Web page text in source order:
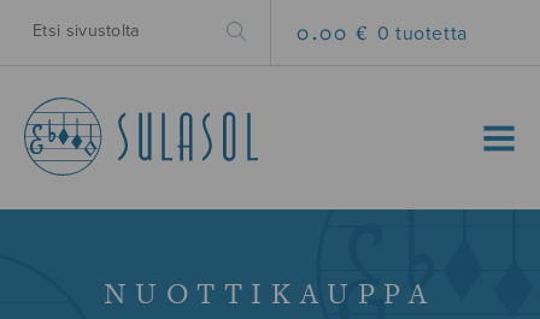
0.00 € 0 tuotetta
MENU
NUOTTIKAUPPA